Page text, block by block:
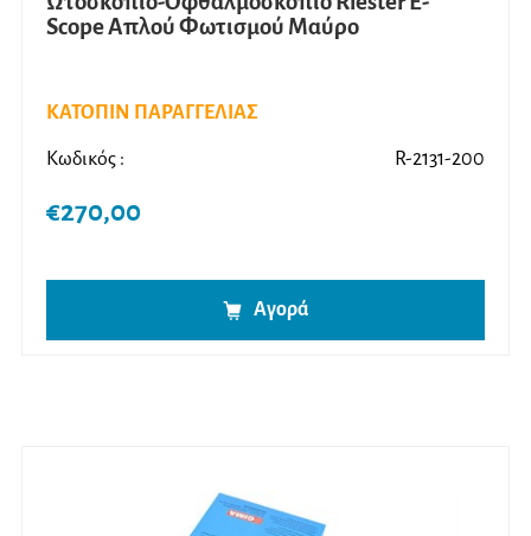
Scope Απλού Φωτισμού Μαύρο
ΚΑΤΟΠΙΝ ΠΑΡΑΓΓΕΛΙΑΣ
Κωδικός : R-2131-200
€270,00
Αγορά